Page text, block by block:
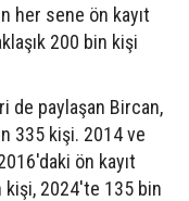
her sene ön kayıt
200 bin kişi
de paylaşan Bircan,
335 kişi. 2014 ve
ön kayıt
kişi, 2024'te 135 bin